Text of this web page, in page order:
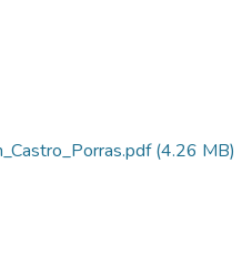
(4.26 MB)